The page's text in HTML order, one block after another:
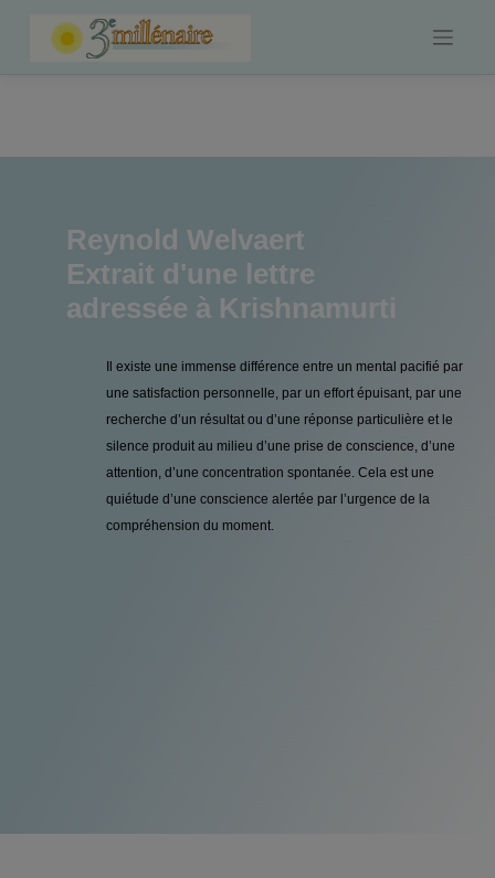
Reynold Welvaert
Extrait d'une lettre
adressée à Krishnamurti
Il existe une immense différence entre un mental pacifié par
une satisfaction personnelle, par un effort épuisant, par une
recherche d’un résultat ou d’une réponse particulière et le
silence produit au milieu d’une prise de conscience, d’une
attention, d’une concentration spontanée. Cela est une
quiétude d’une conscience alertée par l’urgence de la
compréhension du moment.